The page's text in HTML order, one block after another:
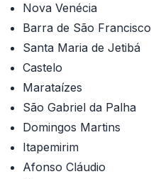
Nova Venécia
Barra de São Francisco
Santa Maria de Jetibá
Castelo
Marataízes
São Gabriel da Palha
Domingos Martins
Itapemirim
Afonso Cláudio